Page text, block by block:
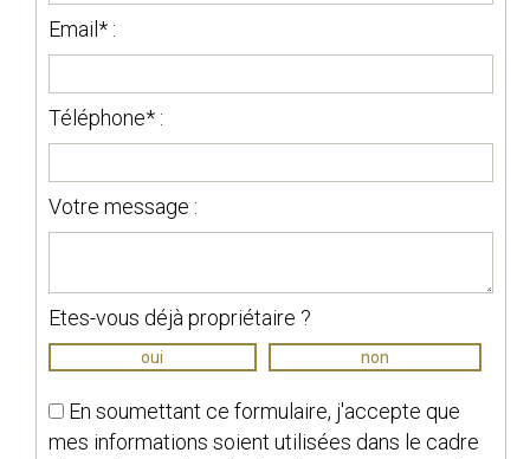
Email* :
Téléphone* :
Votre message :
Etes-vous déjà propriétaire ?
oui non
En soumettant ce formulaire, j'accepte que
mes informations soient utilisées dans le cadre